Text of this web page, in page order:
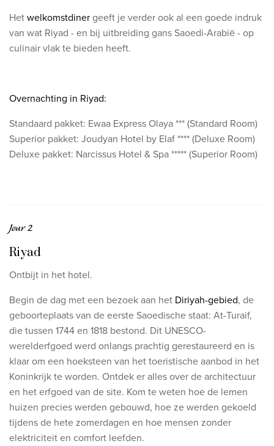
Hetwelkomstdinergeeft je verder ook al een goede indruk
van wat Riyad - en bij uitbreiding gans Saoedi-Arabië - op
culinair vlak te bieden heeft.
Overnachting in Riyad:
Standaard pakket: Ewaa Express Olaya *** (Standard Room)
Superior pakket: Joudyan Hotel by Elaf **** (Deluxe Room)
Deluxe pakket: Narcissus Hotel & Spa ***** (Superior Room)
Jour 2
Riyad
Ontbijt in het hotel.
Begin de dag met een bezoek aan het Diriyah-gebied, de
geboorteplaats van de eerste Saoedische staat: At-Turaif,
die tussen 1744 en 1818 bestond. Dit UNESCO-
werelderfgoed werd onlangs prachtig gerestaureerd en is
klaar om een hoeksteen van het toeristische aanbod in het
Koninkrijk te worden. Ontdek er alles over de architectuur
en het erfgoed van de site. Kom te weten hoe de lemen
huizen precies werden gebouwd, hoe ze werden gekoeld
tijdens de hete zomerdagen en hoe mensen zonder
elektriciteit en comfort leefden.